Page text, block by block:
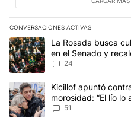
CONVERSACIONES ACTIVAS
Este listado muestra los
Un artículo de tendencia con
La Rosada busca
en el Senado y
24
Un artículo de tendencia con
Kicillof apuntó
morosidad: “El lío lo
51